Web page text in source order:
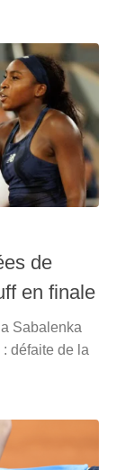
de
en finale
Sabalenka
défaite de la